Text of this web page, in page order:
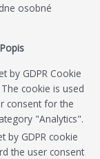
osobné
Popis
by GDPR Cookie
cookie is used
consent for the
"Analytics".
by GDPR cookie
the user consent